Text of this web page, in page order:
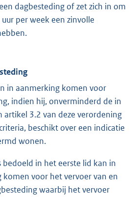
dagbesteding of zet zich in om
per week een zinvolle
in aanmerking komen voor
indien hij, onverminderd de in
artikel 3.2 van deze verordening
beschikt over een indicatie
wonen.
bedoeld in het eerste lid kan in
komen voor het vervoer van en
waarbij het vervoer